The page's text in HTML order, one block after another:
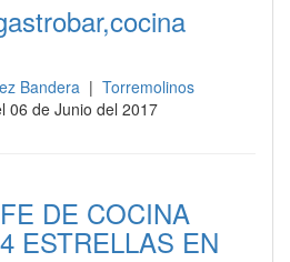
Bandera | Torremolinos
06 de Junio del 2017
DE COCINA
ESTRELLAS EN